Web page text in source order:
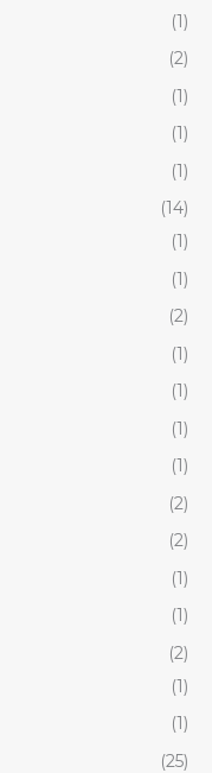
(1)
(2)
(1)
(1)
(1)
(14)
(1)
(1)
(2)
(1)
(1)
(1)
(1)
(2)
(2)
(1)
(1)
(2)
(1)
(1)
(25)